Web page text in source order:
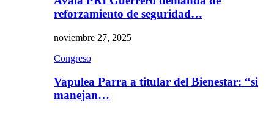
reforzamiento de seguridad…
noviembre 27, 2025
Congreso
Vapulea Parra a titular del Bienestar: “si
manejan…